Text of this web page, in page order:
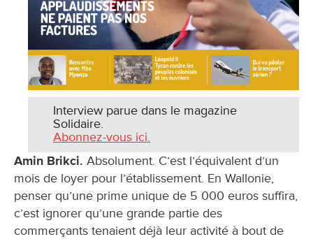
Interview parue dans le magazine
Solidaire.
Abonnez-vous ici.
Amin Brikci. Absolument. C’est l’équivalent d’un
mois de loyer pour l’établissement. En Wallonie,
penser qu’une prime unique de 5 000 euros suffira,
c’est ignorer qu’une grande partie des
commerçants tenaient déjà leur activité à bout de